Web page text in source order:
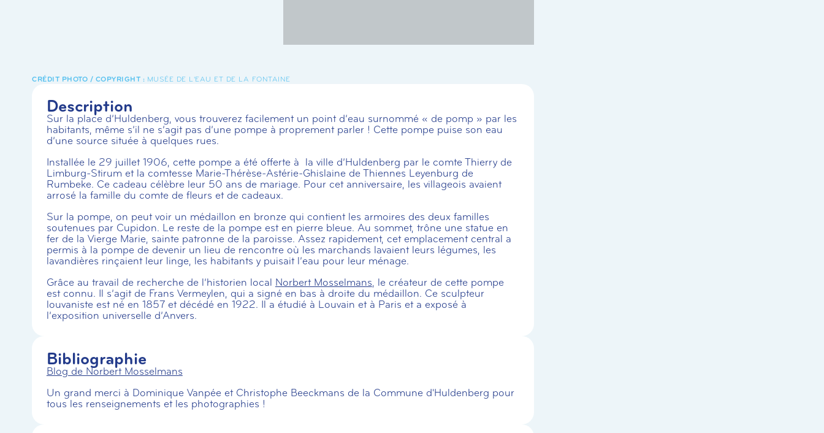
MUSÉE DE L'EAU ET DE LA FONTAINE
Description
Sur la place d’Huldenberg, vous trouverez facilement un point d’eau surnommé « de pomp » par les
habitants, même s’il ne s’agit pas d’une pompe à proprement parler ! Cette pompe puise son eau
d’une source située à quelques rues.
Installée le 29 juillet 1906, cette pompe a été offerte à la ville d’Huldenberg par le comte Thierry de
Limburg-Stirum et la comtesse Marie-Thérèse-Astérie-Ghislaine de Thiennes Leyenburg de
Rumbeke. Ce cadeau célèbre leur 50 ans de mariage. Pour cet anniversaire, les villageois avaient
arrosé la famille du comte de fleurs et de cadeaux.
Sur la pompe, on peut voir un médaillon en bronze qui contient les armoires des deux familles
soutenues par Cupidon. Le reste de la pompe est en pierre bleue. Au sommet, trône une statue en
fer de la Vierge Marie, sainte patronne de la paroisse. Assez rapidement, cet emplacement central a
permis à la pompe de devenir un lieu de rencontre où les marchands lavaient leurs légumes, les
lavandières rinçaient leur linge, les habitants y puisait l’eau pour leur ménage.
Grâce au travail de recherche de l’historien local Norbert Mosselmans, le créateur de cette pompe
est connu. Il s’agit de Frans Vermeylen, qui a signé en bas à droite du médaillon. Ce sculpteur
louvaniste est né en 1857 et décédé en 1922. Il a étudié à Louvain et à Paris et a exposé à
l’exposition universelle d’Anvers.
Bibliographie
Blog de Norbert Mosselmans
Un grand merci à Dominique Vanpée et Christophe Beeckmans de la Commune d'Huldenberg pour
tous les renseignements et les photographies !